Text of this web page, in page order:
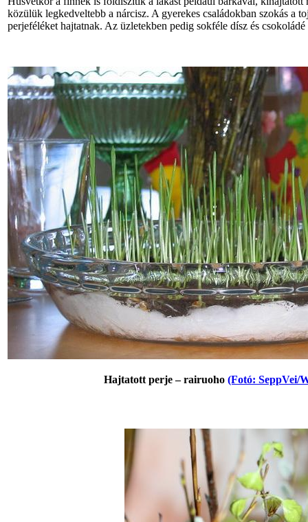
közülük legkedveltebb a nárcisz. A gyerekes családokban szokás a
perjeféléket hajtatnak. Az üzletekben pedig sokféle dísz és
Hajtatott perje – rairuoho (Fotó: SeppVei/